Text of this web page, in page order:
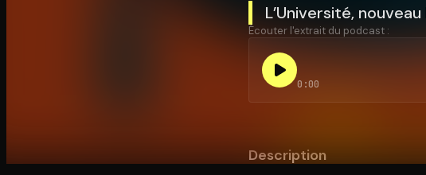
L’Université,
Écouter l'extrait du podcast :
0:00
Description